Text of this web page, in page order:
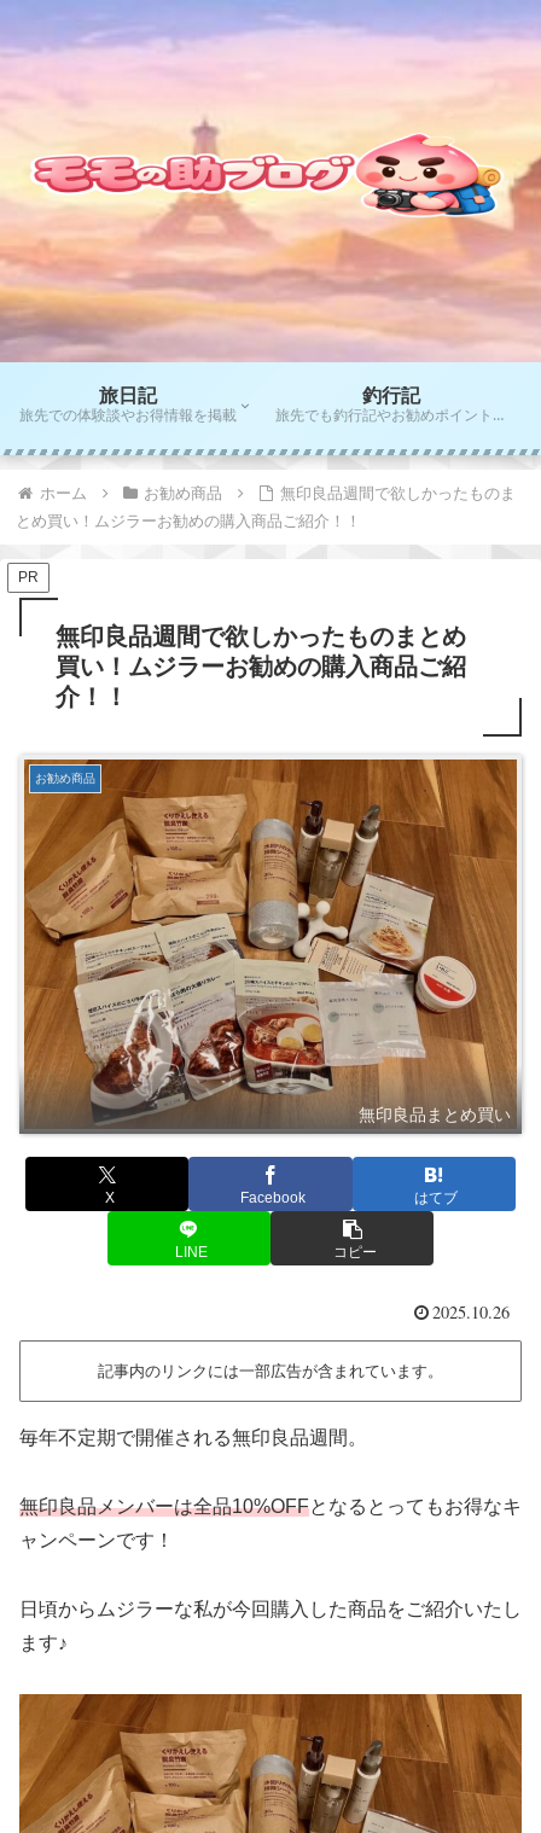
旅日記
旅先での体験談やお得情報を掲載
釣行記
旅先でも釣行記やお勧めポイントをご紹介！！
ホーム お勧め商品
無印良品週間で欲しかったものま
とめ買い！ムジラーお勧めの購入商品ご紹介！！
PR
無印良品週間で欲しかったものまとめ
買い！ムジラーお勧めの購入商品ご紹
介！！
お勧め商品
無印良品まとめ買い
X Facebook はてブ
LINE コピー
2025.10.26
記事内のリンクには一部広告が含まれています。
毎年不定期で開催される無印良品週間。
無印良品メンバーは全品10%OFFとなるとってもお得なキ
ャンペーンです！
日頃からムジラーな私が今回購入した商品をご紹介いたし
ます♪